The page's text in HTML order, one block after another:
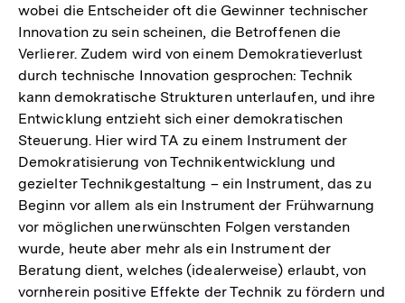
Fußnote
wobei die Entscheider oft die Gewinner technischer
Innovation zu sein scheinen, die Betroffenen die
Verlierer. Zudem wird von einem Demokratieverlust
durch technische Innovation gesprochen: Technik
kann demokratische Strukturen unterlaufen, und ihre
Entwicklung entzieht sich einer demokratischen
Steuerung. Hier wird TA zu einem Instrument der
Demokratisierung von Technikentwicklung und
gezielter Technikgestaltung – ein Instrument, das zu
Beginn vor allem als ein Instrument der Frühwarnung
vor möglichen unerwünschten Folgen verstanden
wurde, heute aber mehr als ein Instrument der
Beratung dient, welches (idealerweise) erlaubt, von
vornherein positive Effekte der Technik zu fördern und